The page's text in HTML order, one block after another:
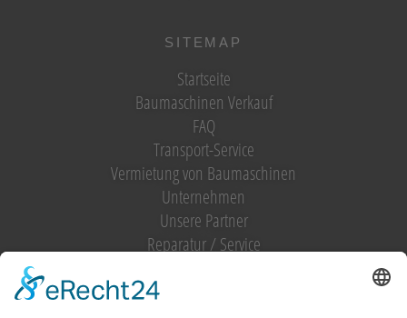
SITEMAP
Startseite
Baumaschinen Verkauf
FAQ
Transport-Service
Vermietung von Baumaschinen
Unternehmen
Unsere Partner
Reparatur / Service